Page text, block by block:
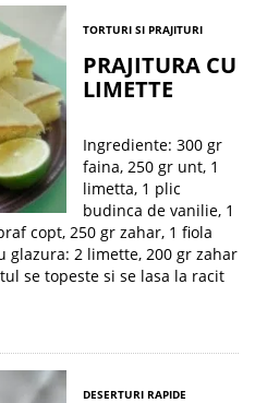
TORTURI SI PRAJITURI
PRAJITURA CU
LIMETTE
Ingrediente: 300 gr
faina, 250 gr unt, 1
limetta, 1 plic
budinca de vanilie, 1
copt, 250 gr zahar, 1 fiola
glazura: 2 limette, 200 gr zahar
se topeste si se lasa la racit
DESERTURI RAPIDE